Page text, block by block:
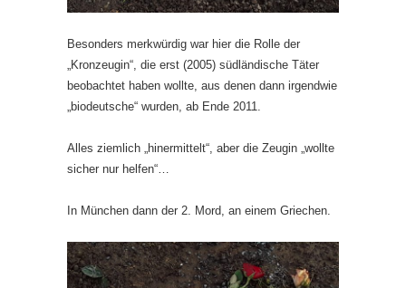
Besonders merkwürdig war hier die Rolle der
„Kronzeugin“, die erst (2005) südländische Täter
beobachtet haben wollte, aus denen dann irgendwie
„biodeutsche“ wurden, ab Ende 2011.
Alles ziemlich „hinermittelt“, aber die Zeugin „wollte
sicher nur helfen“…
In München dann der 2. Mord, an einem Griechen.